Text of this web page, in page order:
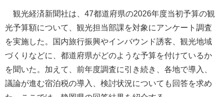
観光経済新聞社は、47都道府県の2026年度当初予算の観
光予算額について、観光担当部課を対象にアンケート調査
を実施した。国内旅行振興やインバウンド誘客、観光地域
づくりなどに、都道府県がどのような予算を付けているか
を聞いた。加えて、前年度調査に引き続き、各地で導入、
議論が進む宿泊税の導入、検討状況についても回答を求め